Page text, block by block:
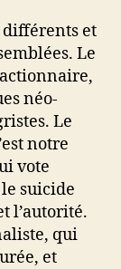
différents et
Le
néo-
Le
notre
vote
suicide
l’autorité.
qui
et